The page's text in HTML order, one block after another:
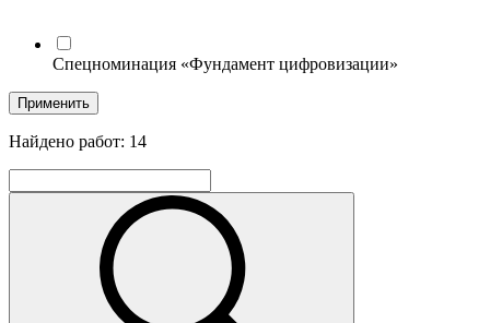
Спецноминация «Фундамент цифровизации»
Применить
Найдено работ: 14